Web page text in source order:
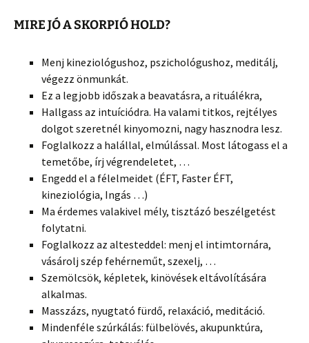
MIRE JÓ A SKORPIÓ HOLD?
Menj kineziológushoz, pszichológushoz, meditálj,
végezz önmunkát.
Ez a legjobb időszak a beavatásra, a rituálékra,
Hallgass az intuíciódra. Ha valami titkos, rejtélyes
dolgot szeretnél kinyomozni, nagy hasznodra lesz.
Foglalkozz a halállal, elmúlással. Most látogass el a
temetőbe, írj végrendeletet, …
Engedd el a félelmeidet (ÉFT, Faster ÉFT,
kineziológia, Ingás …)
Ma érdemes valakivel mély, tisztázó beszélgetést
folytatni.
Foglalkozz az altesteddel: menj el intimtornára,
vásárolj szép fehérneműt, szexelj, …
Szemölcsök, képletek, kinövések eltávolítására
alkalmas.
Masszázs, nyugtató fürdő, relaxáció, meditáció.
Mindenféle szúrkálás: fülbelövés, akupunktúra,